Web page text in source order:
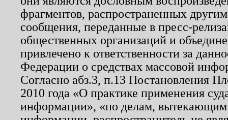
фрагментов, распространенных
сообщения, переданные в пресс-
общественных организаций и
привлечено к ответственности за
Федерации о средствах массовой
Согласно абз.3, п.13 Постановления
2010 года «О практике применения
информации», «по делам, вытекающим